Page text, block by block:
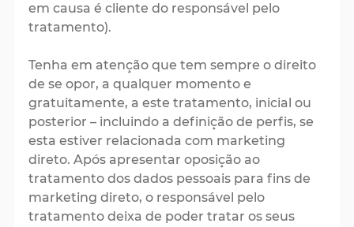
em causa é cliente do responsável pelo
tratamento).
Tenha em atenção que tem sempre o direito
de se opor, a qualquer momento e
gratuitamente, a este tratamento, inicial ou
posterior – incluindo a definição de perfis, se
esta estiver relacionada com marketing
direto. Após apresentar oposição ao
tratamento dos dados pessoais para fins de
marketing direto, o responsável pelo
tratamento deixa de poder tratar os seus